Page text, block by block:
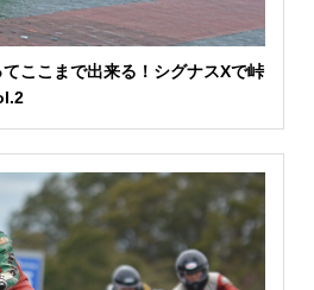
てここまで出来る！シグナスXで峠